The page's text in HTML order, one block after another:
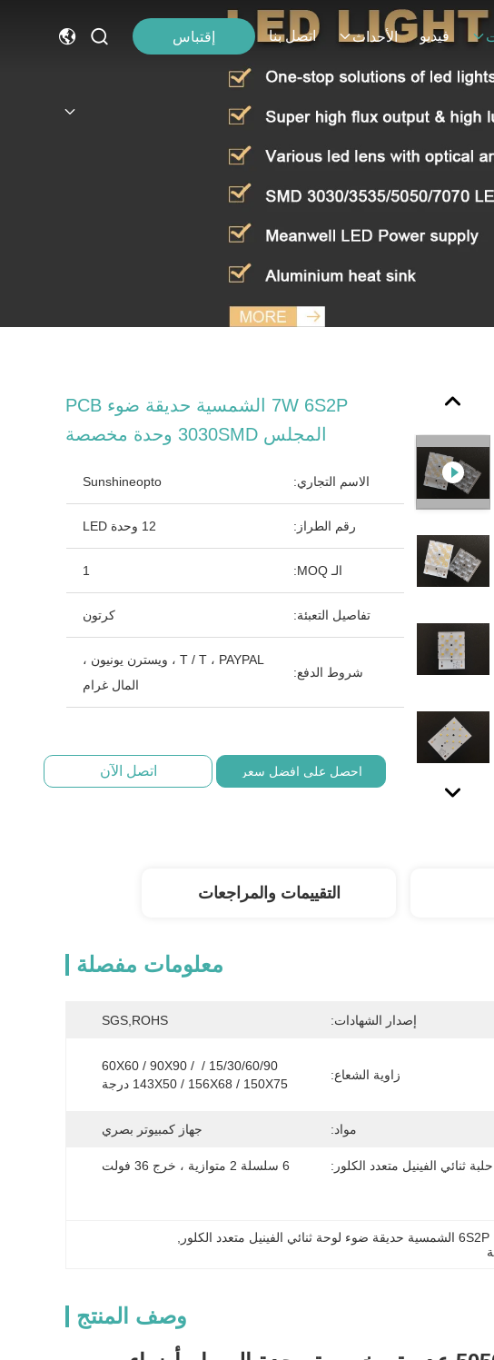
فيديو الأحداث اتصل بنا إقتباس
7W 6S2P الشمسية حديقة ضوء PCB
المجلس 3030SMD وحدة مخصصة
الاسم التجاري: Sunshineopto
رقم الطراز: 12 وحدة LED
الـ MOQ: 1
تفاصيل التعبئة: كرتون
شروط الدفع:
T / T ، PAYPAL ، ويسترن يونيون ،
المال غرام
احصل على افضل سعر اتصل الآن
التقييمات والمراجعات
معلومات مفصلة
إصدار الشهادات: SGS,ROHS
زاوية الشعاع:
15/30/60/90 / 60X60 / 90X90 /
143X50 / 156X68 / 150X75 درجة
مواد: جهاز كمبيوتر بصري
حلبة ثنائي الفينيل متعدد الكلور: 6 سلسلة 2 متوازية ، خرج 36 فولت
, 6S2P الشمسية حديقة ضوء لوحة ثنائي الفينيل متعدد الكلور
وصف المنتج